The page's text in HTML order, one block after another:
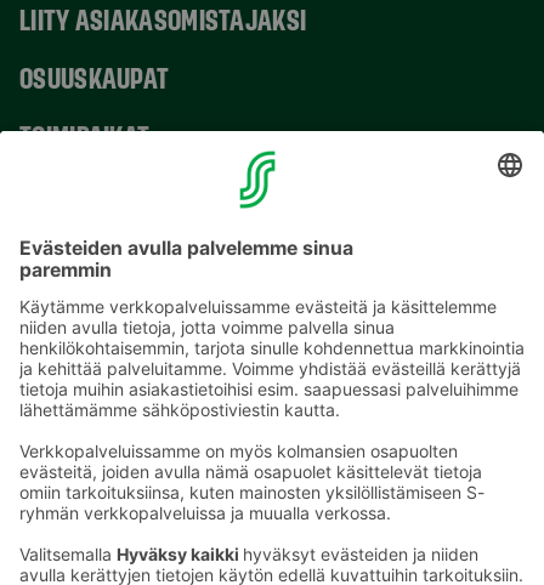
LIITY ASIAKASOMISTAJAKSI
OSUUSKAUPAT
TOIMIPAIKAT
Sähköpostiosoitteet S-ryhmässä ovat muotoa
etunimi.sukunimi@sok.fi
Seuraa meitä: